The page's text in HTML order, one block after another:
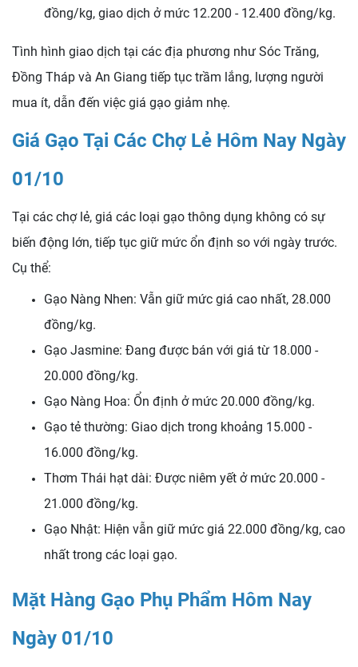
đồng/kg, giao dịch ở mức 12.200 - 12.400 đồng/kg.
Tình hình giao dịch tại các địa phương như Sóc Trăng,
Đồng Tháp và An Giang tiếp tục trầm lắng, lượng người
mua ít, dẫn đến việc giá gạo giảm nhẹ.
Giá Gạo Tại Các Chợ Lẻ Hôm Nay Ngày
01/10
Tại các chợ lẻ, giá các loại gạo thông dụng không có sự
biến động lớn, tiếp tục giữ mức ổn định so với ngày trước.
Cụ thể:
Gạo Nàng Nhen: Vẫn giữ mức giá cao nhất, 28.000
đồng/kg.
Gạo Jasmine: Đang được bán với giá từ 18.000 -
20.000 đồng/kg.
Gạo Nàng Hoa: Ổn định ở mức 20.000 đồng/kg.
Gạo tẻ thường: Giao dịch trong khoảng 15.000 -
16.000 đồng/kg.
Thơm Thái hạt dài: Được niêm yết ở mức 20.000 -
21.000 đồng/kg.
Gạo Nhật: Hiện vẫn giữ mức giá 22.000 đồng/kg, cao
nhất trong các loại gạo.
Mặt Hàng Gạo Phụ Phẩm Hôm Nay
Ngày 01/10